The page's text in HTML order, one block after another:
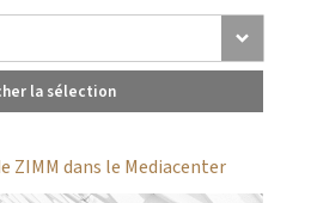
la sélection
ZIMM dans le Mediacenter